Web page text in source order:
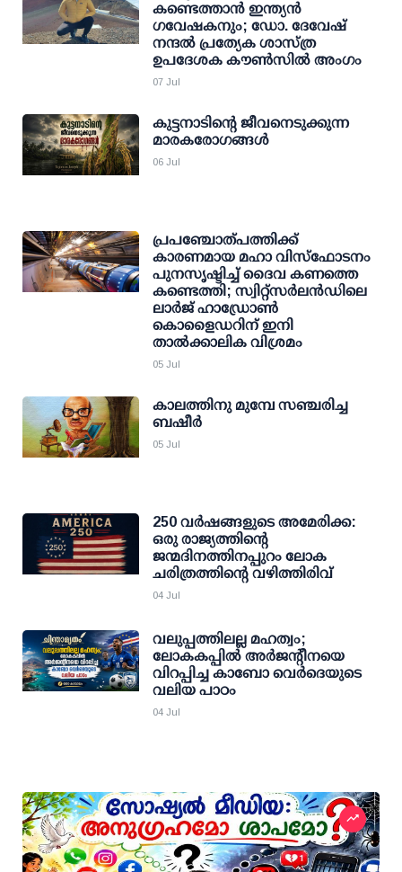
കണ്ടെത്താന്‍ ഇന്ത്യന്‍
ഗവേഷകനും; ഡോ. ദേവേഷ്
നന്ദല്‍ പ്രത്യേക ശാസ്ത്ര
ഉപദേശക കൗണ്‍സില്‍ അംഗം
07 Jul
കുട്ടനാടിന്റെ ജീവനെടുക്കുന്ന
മാരകരോഗങ്ങൾ
06 Jul
പ്രപഞ്ചോത്പത്തിക്ക്
കാരണമായ മഹാ വിസ്‌ഫോടനം
പുനസൃഷ്ടിച്ച് ദൈവ കണത്തെ
കണ്ടെത്തി; സ്വിറ്റ്‌സര്‍ലന്‍ഡിലെ
ലാര്‍ജ് ഹാഡ്രോണ്‍
കൊളൈഡറിന് ഇനി
താല്‍ക്കാലിക വിശ്രമം
05 Jul
കാലത്തിനു മുമ്പേ സഞ്ചരിച്ച
ബഷീര്‍
05 Jul
250 വര്‍ഷങ്ങളുടെ അമേരിക്ക:
ഒരു രാജ്യത്തിന്റെ
ജന്മദിനത്തിനപ്പുറം ലോക
ചരിത്രത്തിന്റെ വഴിത്തിരിവ്
04 Jul
വലുപ്പത്തിലല്ല മഹത്വം;
ലോകകപ്പില്‍ അര്‍ജന്റീനയെ
വിറപ്പിച്ച കാബോ വെര്‍ദെയുടെ
വലിയ പാഠം
04 Jul